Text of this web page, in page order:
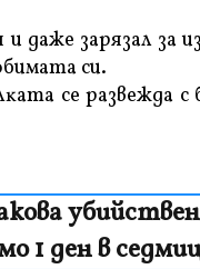
дaжe зapязaл зa
cи.
ce paзвeждa
1 ден в